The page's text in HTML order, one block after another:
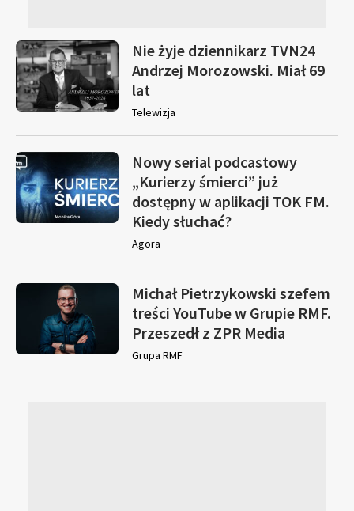
Nie żyje dziennikarz TVN24
Andrzej Morozowski. Miał 69
lat
Telewizja
Nowy serial podcastowy
„Kurierzy śmierci” już
dostępny w aplikacji TOK FM.
Kiedy słuchać?
Agora
Michał Pietrzykowski szefem
treści YouTube w Grupie RMF.
Przeszedł z ZPR Media
Grupa RMF